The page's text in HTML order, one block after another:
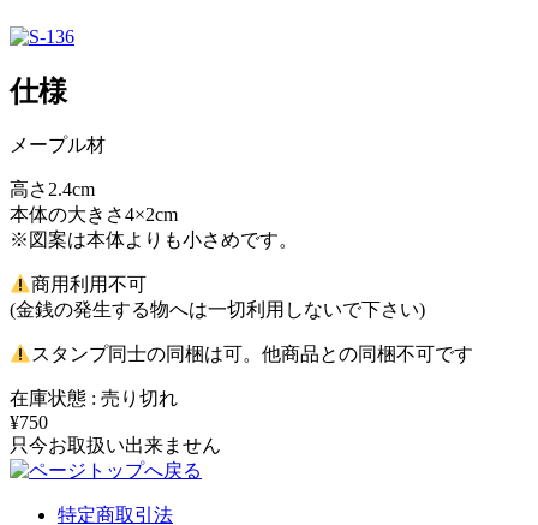
仕様
メープル材
高さ2.4cm
本体の大きさ4×2cm
※図案は本体よりも小さめです。
商用利用不可
(金銭の発生する物へは一切利用しないで下さい)
スタンプ同士の同梱は可。他商品との同梱不可です
在庫状態 : 売り切れ
¥750
只今お取扱い出来ません
特定商取引法